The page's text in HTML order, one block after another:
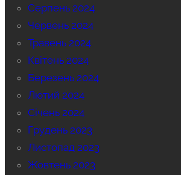
Серпень 2024
Червень 2024
Травень 2024
Квітень 2024
Березень 2024
Лютий 2024
Січень 2024
Грудень 2023
Листопад 2023
Жовтень 2023